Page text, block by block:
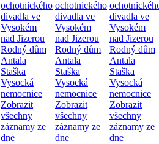
ochotnického
divadla ve
Vysokém
nad Jizerou
Rodný dům
Antala
Staška
Vysocká
nemocnice
Zobrazit
všechny
záznamy ze
dne
ochotnického
divadla ve
Vysokém
nad Jizerou
Rodný dům
Antala
Staška
Vysocká
nemocnice
Zobrazit
všechny
záznamy ze
dne
divadla ve
Vysokém
nad Jizerou
Rodný dům
Antala
Staška
Vysocká
nemocnice
Zobrazit
všechny
záznamy ze
dne